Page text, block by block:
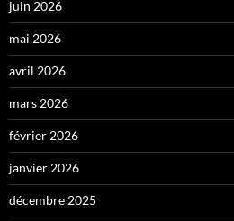
juin 2026
mai 2026
avril 2026
mars 2026
février 2026
janvier 2026
décembre 2025